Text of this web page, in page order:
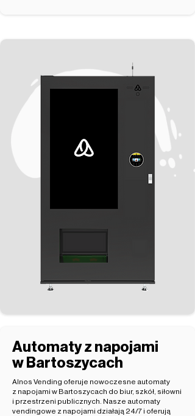
Automaty z napojami
w Bartoszycach
Alnos Vending oferuje nowoczesne automaty
z napojami w Bartoszycach do biur, szkół, siłowni
i przestrzeni publicznych. Nasze automaty
vendingowe z napojami działają 24/7 i oferują